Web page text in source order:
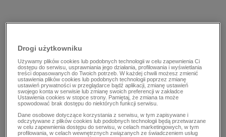
Drogi użytkowniku
Używamy plików cookies lub podobnych technologii w celu zapewnienia Ci
dostępu do serwisu, usprawniania jego działania, profilowania i wyświetlania
treści dopasowanych do Twoich potrzeb. W każdej chwili możesz zmienić
ustawienia plików cookies lub podobnych technologii poprzez zmianę
ustawień prywatności w przeglądarce bądź aplikacji, zmianę ustawień
swojego konta w serwisie lub zmianę swoich preferencji w zakładce
Ustawienia cookies w stopce strony. Pamiętaj, że zmiana ta może
spowodować brak dostępu do niektórych funkcji serwisu.
Dane osobowe dotyczące korzystania z serwisu, w tym zapisywane i
odczytywane z plików cookies lub podobnych technologii będą przetwarzane
w celu zapewnienia dostępu do serwisu, w celach marketingowych, w tym
profilowania, w celach wewnętrznych związanych ze świadczeniem usług